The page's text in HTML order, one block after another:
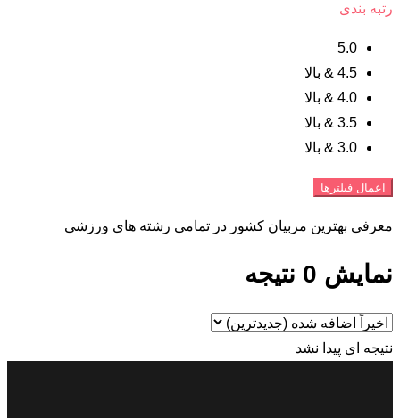
رتبه بندی
5.0
4.5 & بالا
4.0 & بالا
3.5 & بالا
3.0 & بالا
اعمال فیلترها
معرفی بهترین مربیان کشور در تمامی رشته های ورزشی
نمایش 0 نتیجه
نتیجه ای پیدا نشد